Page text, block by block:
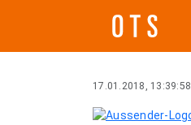
17.01.2018, 13:39:58